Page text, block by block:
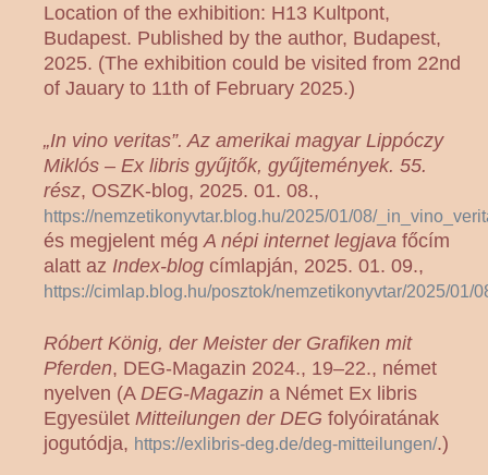
Location of the exhibition: H13 Kultpont,
Budapest. Published by the author, Budapest,
2025. (The exhibition could be visited from 22nd
of Jauary to 11th of February 2025.)
„In vino veritas”. Az amerikai magyar Lippóczy
Miklós – Ex libris gyűjtők, gyűjtemények. 55.
rész, OSZK-blog, 2025. 01. 08.,
https://nemzetikonyvtar.blog.hu/2025/01/08/
és megjelent még A népi internet legjava főcím
alatt az Index-blog címlapján, 2025. 01. 09.,
https://cimlap.blog.hu/posztok/nemzetikonyvtar/2025/
Róbert König, der Meister der Grafiken mit
Pferden, DEG-Magazin 2024., 19–22., német
nyelven (A DEG-Magazin a Német Ex libris
Egyesület Mitteilungen der DEG folyóiratának
jogutódja, https://exlibris-deg.de/deg-mitteilungen/.)